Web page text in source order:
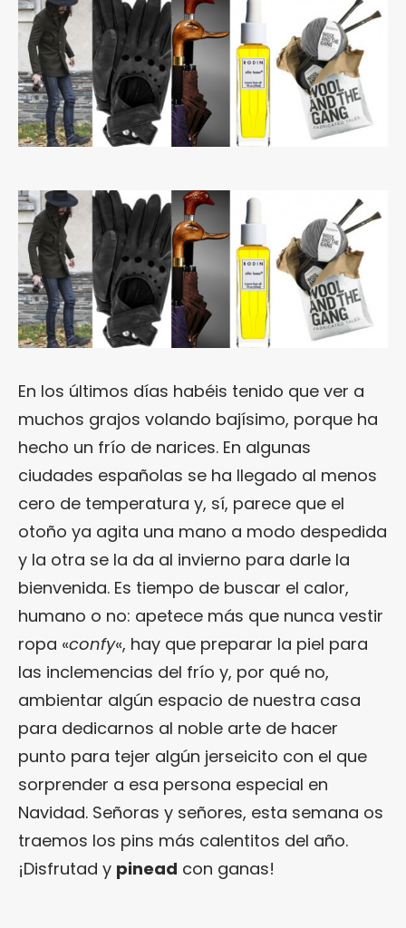
En los últimos días habéis tenido que ver a
muchos grajos volando bajísimo, porque ha
hecho un frío de narices. En algunas
ciudades españolas se ha llegado al menos
cero de temperatura y, sí, parece que el
otoño ya agita una mano a modo despedida
y la otra se la da al invierno para darle la
bienvenida. Es tiempo de buscar el calor,
humano o no: apetece más que nunca vestir
ropa «confy«, hay que preparar la piel para
las inclemencias del frío y, por qué no,
ambientar algún espacio de nuestra casa
para dedicarnos al noble arte de hacer
punto para tejer algún jerseicito con el que
sorprender a esa persona especial en
Navidad. Señoras y señores, esta semana os
traemos los pins más calentitos del año.
¡Disfrutad y pinead con ganas!